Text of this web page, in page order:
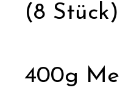
(8 Stück)
400g